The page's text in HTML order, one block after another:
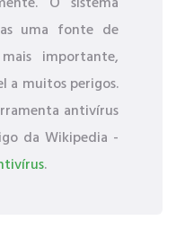
uma fonte de
importante,
a muitos perigos.
antivírus
da Wikipedia -
.